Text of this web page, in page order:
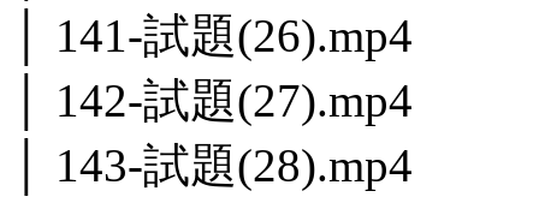
│ 141-試題(26).mp4
│ 142-試題(27).mp4
│ 143-試題(28).mp4